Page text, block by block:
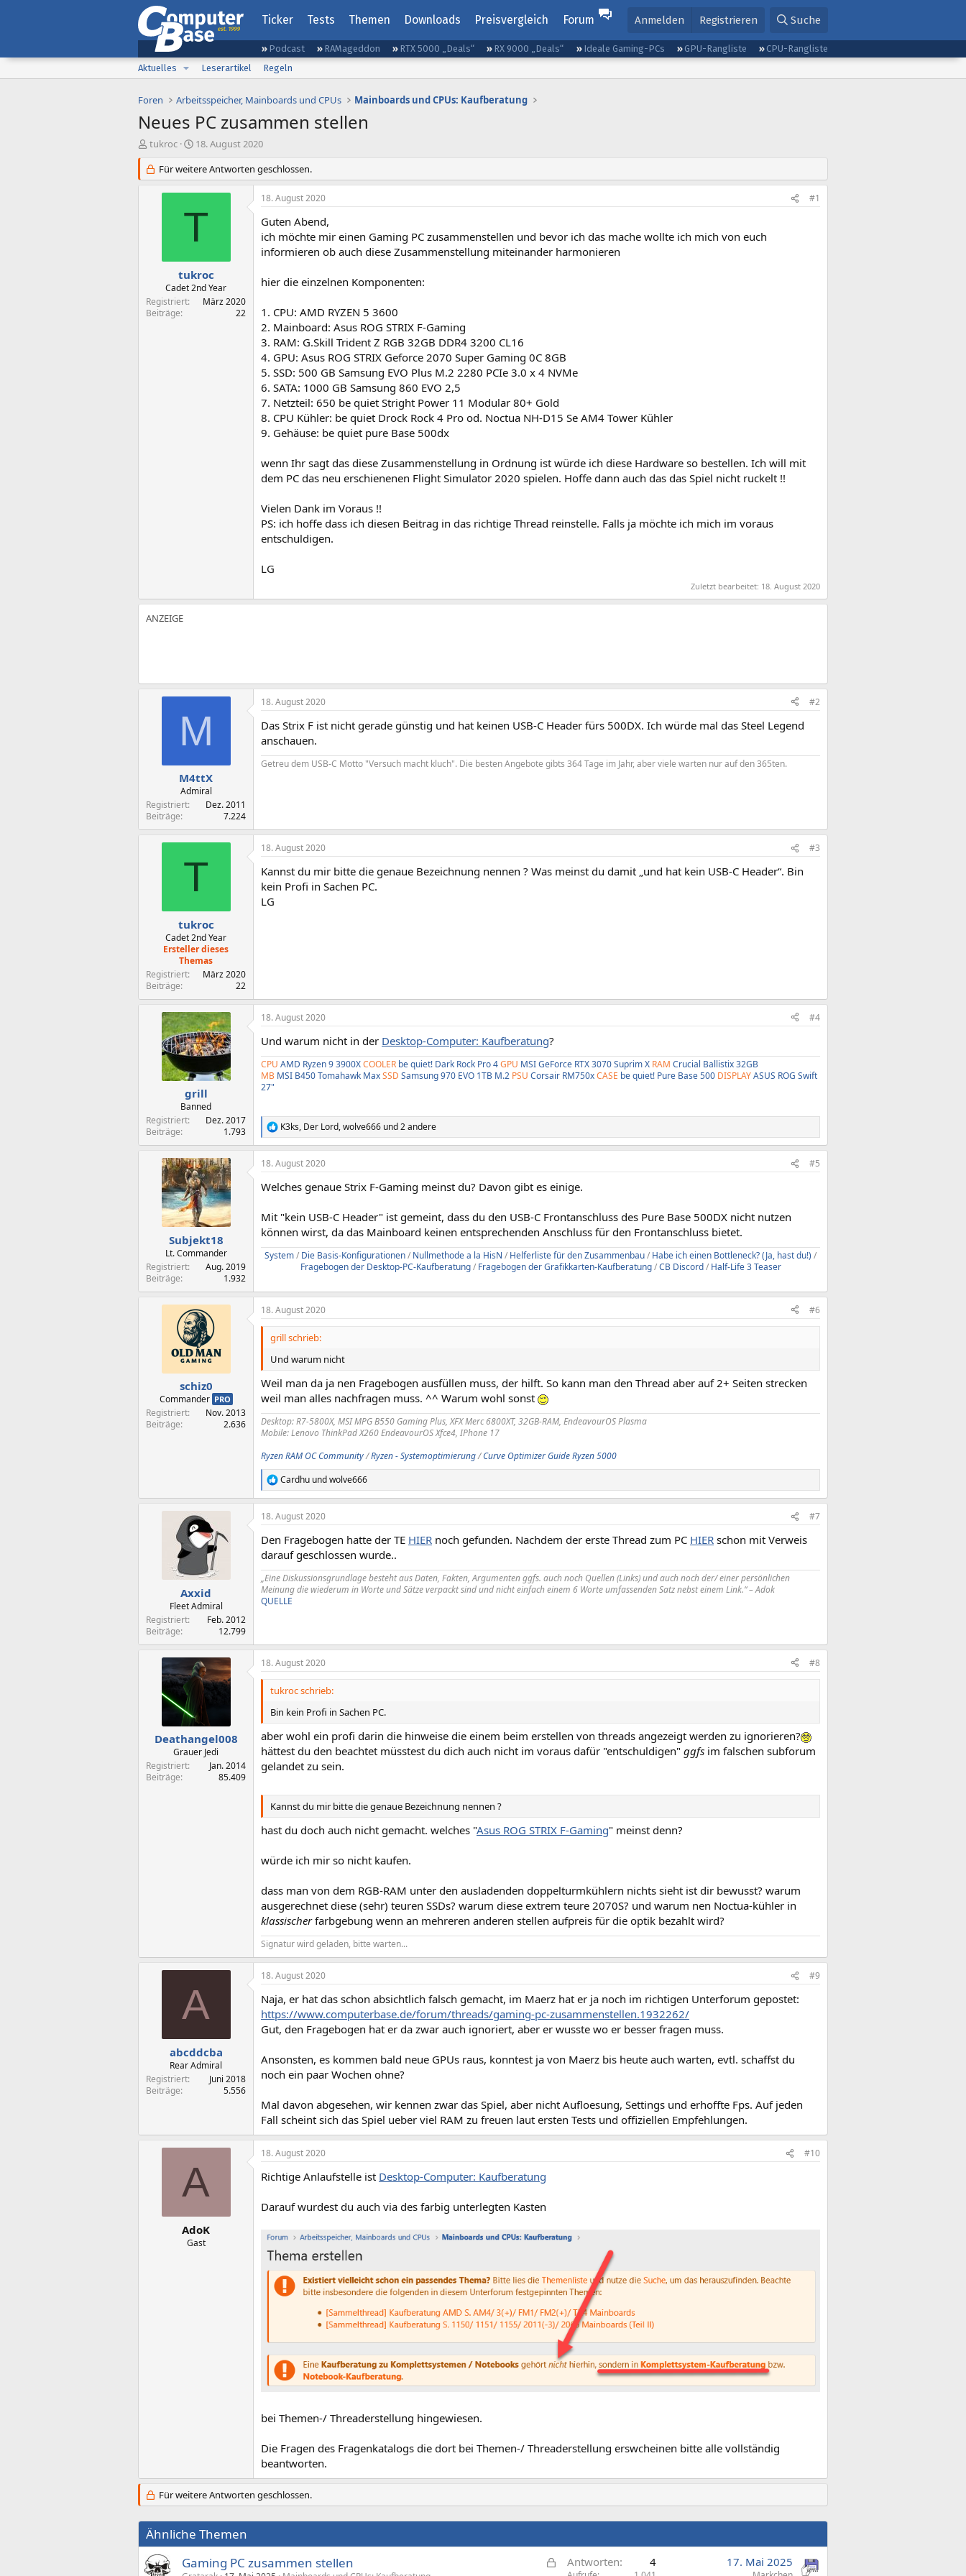
Ticker Tests Themen Downloads Preisvergleich Forum Anmelden Registrieren Suche
Podcast RAMageddon RTX 5000 „Deals“ RX 9000 „Deals“ Ideale Gaming-PCs GPU-Rangliste
CPU-Rangliste
Aktuelles
Leserartikel Regeln
Foren Arbeitsspeicher, Mainboards und CPUs Mainboards und CPUs: Kaufberatung
Neues PC zusammen stellen
E
s
t
tukroc
E
s
t
e
m
18. August 2020
Für weitere Antworten geschlossen.
T
tukroc
Cadet 2nd Year
Registriert
März 2020
Beiträge
22
18. August 2020 #1
Guten Abend,
ich möchte mir einen Gaming PC zusammenstellen und bevor ich das mache wollte ich mich von euch
informieren ob auch diese Zusammenstellung miteinander harmonieren
hier die einzelnen Komponenten:
1. CPU: AMD RYZEN 5 3600
2. Mainboard: Asus ROG STRIX F-Gaming
3. RAM: G.Skill Trident Z RGB 32GB DDR4 3200 CL16
4. GPU: Asus ROG STRIX Geforce 2070 Super Gaming 0C 8GB
5. SSD: 500 GB Samsung EVO Plus M.2 2280 PCIe 3.0 x 4 NVMe
6. SATA: 1000 GB Samsung 860 EVO 2,5
7. Netzteil: 650 be quiet Stright Power 11 Modular 80+ Gold
8. CPU Kühler: be quiet Drock Rock 4 Pro od. Noctua NH-D15 Se AM4 Tower Kühler
9. Gehäuse: be quiet pure Base 500dx
wenn Ihr sagt das diese Zusammenstellung in Ordnung ist würde ich diese Hardware so bestellen. Ich will mit
dem PC das neu erschienenen Flight Simulator 2020 spielen. Hoffe dann auch das das Spiel nicht ruckelt !!
Vielen Dank im Voraus !!
PS: ich hoffe dass ich diesen Beitrag in das richtige Thread reinstelle. Falls ja möchte ich mich im voraus
entschuldigen.
LG
Zuletzt bearbeitet: 18. August 2020
M
M4ttX
Admiral
Registriert
Dez. 2011
Beiträge
7.224
18. August 2020 #2
Das Strix F ist nicht gerade günstig und hat keinen USB-C Header fürs 500DX. Ich würde mal das Steel Legend
anschauen.
Getreu dem USB-C Motto "Versuch macht kluch". Die besten Angebote gibts 364 Tage im Jahr, aber viele warten nur auf den 365ten.
T
tukroc
Cadet 2nd Year
Ersteller dieses
Themas
Registriert
März 2020
Beiträge
22
18. August 2020 #3
Kannst du mir bitte die genaue Bezeichnung nennen ? Was meinst du damit „und hat kein USB-C Header“. Bin
kein Profi in Sachen PC.
LG
grill
Banned
Registriert
Dez. 2017
Beiträge
1.793
18. August 2020 #4
Und warum nicht in der Desktop-Computer: Kaufberatung?
CPU AMD Ryzen 9 3900XCOOLER be quiet! Dark Rock Pro 4GPU MSI GeForce RTX 3070 Suprim X RAM Crucial Ballistix 32GB
MB MSI B450 Tomahawk MaxSSD Samsung 970 EVO 1TB M.2 PSU Corsair RM750xCASE be quiet! Pure Base 500 DISPLAYASUS ROG Swift
27"
R
e
a
k
i
n
e
n
:
K3ks, Der Lord,wolve666 und 2 andere
Subjekt18
Lt. Commander
Registriert
Aug. 2019
Beiträge
1.932
18. August 2020 #5
Welches genaue Strix F-Gaming meinst du? Davon gibt es einige.
Mit "kein USB-C Header" ist gemeint, dass du den USB-C Frontanschluss des Pure Base 500DX nicht nutzen
können wirst, da das Mainboard keinen entsprechenden Anschluss für den Frontanschluss bietet.
System/ Die Basis-Konfigurationen/ Nullmethode a la HisN / Helferliste für den Zusammenbau/ Habe ich einen Bottleneck? (Ja, hast du!) /
Fragebogen der Desktop-PC-Kaufberatung/ Fragebogen der Grafikkarten-Kaufberatung/CB Discord/ Half-Life 3 Teaser
schiz0
Commander PRO
Registriert
Nov. 2013
Beiträge
2.636
18. August 2020 #6
grill schrieb:
Und warum nicht
Weil man da ja nen Fragebogen ausfüllen muss, der hilft. So kann man den Thread aber auf 2+ Seiten strecken
weil man alles nachfragen muss. ^^ Warum wohl sonst
Desktop: R7-5800X, MSI MPG B550 Gaming Plus, XFX Merc 6800XT, 32GB-RAM, EndeavourOS Plasma
Mobile: Lenovo ThinkPad X260 EndeavourOS Xfce4, IPhone 17
Ryzen RAM OC Community/Ryzen - Systemoptimierung/Curve Optimizer Guide Ryzen 5000
R
e
a
k
i
o
e
n
:
Cardhu undwolve666
Axxid
Fleet Admiral
Registriert
Feb. 2012
Beiträge
12.799
18. August 2020 #7
Den Fragebogen hatte der TE HIER noch gefunden. Nachdem der erste Thread zum PC HIER schon mit Verweis
darauf geschlossen wurde..
„Eine Diskussionsgrundlage besteht aus Daten, Fakten, Argumenten ggfs. auch noch Quellen (Links) und auch noch der/ einer persönlichen
Meinung die wiederum in Worte und Sätze verpackt sind und nicht einfach einem 6 Worte umfassenden Satz nebst einem Link.“ – Adok
QUELLE
Deathangel008
Grauer Jedi
Registriert
Jan. 2014
Beiträge
85.409
18. August 2020 #8
tukroc schrieb:
Bin kein Profi in Sachen PC.
aber wohl ein profi darin die hinweise die einem beim erstellen von threads angezeigt werden zu ignorieren?
hättest du den beachtet müsstest du dich auch nicht im voraus dafür "entschuldigen" ggfs im falschen subforum
gelandet zu sein.
Kannst du mir bitte die genaue Bezeichnung nennen ?
hast du doch auch nicht gemacht. welches "Asus ROG STRIX F-Gaming" meinst denn?
würde ich mir so nicht kaufen.
dass man von dem RGB-RAM unter den ausladenden doppelturmkühlern nichts sieht ist dir bewusst? warum
ausgerechnet diese (sehr) teuren SSDs? warum diese extrem teure 2070S? und warum nen Noctua-kühler in
klassischerfarbgebung wenn an mehreren anderen stellen aufpreis für die optik bezahlt wird?
Signatur wird geladen, bitte warten...
A
abcddcba
Rear Admiral
Registriert
Juni 2018
Beiträge
5.556
18. August 2020 #9
Naja, er hat das schon absichtlich falsch gemacht, im Maerz hat er ja noch im richtigen Unterforum gepostet:
https://www.computerbase.de/forum/threads/gaming-pc-zusammenstellen.1932262/
Gut, den Fragebogen hat er da zwar auch ignoriert, aber er wusste wo er besser fragen muss.
Ansonsten, es kommen bald neue GPUs raus, konntest ja von Maerz bis heute auch warten, evtl. schaffst du
noch ein paar Wochen ohne?
Mal davon abgesehen, wir kennen zwar das Spiel, aber nicht Aufloesung, Settings und erhoffte Fps. Auf jeden
Fall scheint sich das Spiel ueber viel RAM zu freuen laut ersten Tests und offiziellen Empfehlungen.
A
AdoK
Gast
18. August 2020 #10
Richtige Anlaufstelle ist Desktop-Computer: Kaufberatung
Darauf wurdest du auch via des farbig unterlegten Kasten
bei Themen-/ Threaderstellung hingewiesen.
Die Fragen des Fragenkatalogs die dort bei Themen-/ Threaderstellung erswcheinen bitte alle vollständig
beantworten.
Für weitere Antworten geschlossen.
Ähnliche Themen
G
Gaming PC zusammen stellen Antworten 4 17. Mai 2025